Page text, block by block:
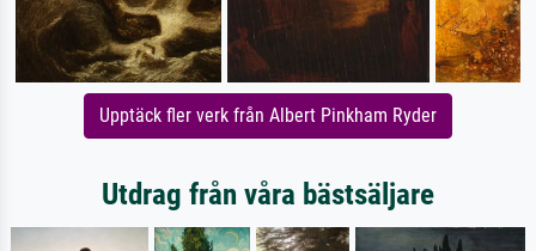
Upptäck fler verk från Albert Pinkham Ryder
Utdrag från våra bästsäljare